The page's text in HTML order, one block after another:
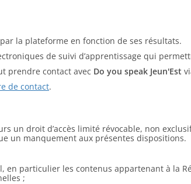
la plateforme en fonction de ses résultats.
de suivi d’apprentissage qui
prendre contact avec Do you speak Jeun'Est
de contact.
un droit d’accès limité révocable, non
un manquement aux présentes dispositions.
particulier les contenus appartenant à la
;